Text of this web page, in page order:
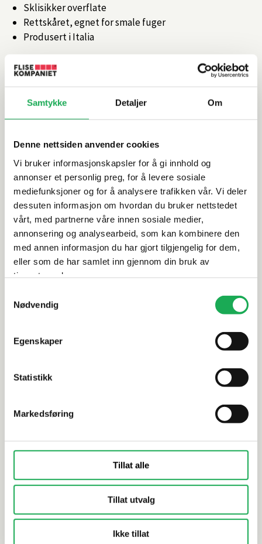
Samtykke Detaljer Om
Denne nettsiden anvender cookies
Vi bruker informasjonskapsler for å gi innhold og
annonser et personlig preg, for å levere sosiale
mediefunksjoner og for å analysere trafikken vår. Vi deler
dessuten informasjon om hvordan du bruker nettstedet
vårt, med partnerne våre innen sosiale medier,
annonsering og analysearbeid, som kan kombinere den
med annen informasjon du har gjort tilgjengelig for dem,
eller som de har samlet inn gjennom din bruk av
tjenestene deres.
Nødvendig
Egenskaper
Statistikk
Markedsføring
Tillat alle
Tillat utvalg
Ikke tillat
Sklisikker overflate
Rettskåret, egnet for smale fuger
Produsert i Italia
Produktinformasjon
Spesifikasjoner
Rengjøring og vedlikehold
Leveringsinformasjon
Dokumentasjon
Alternative produkter
Loop, Grey 30x60 Flis Navona
ENERGIEKER